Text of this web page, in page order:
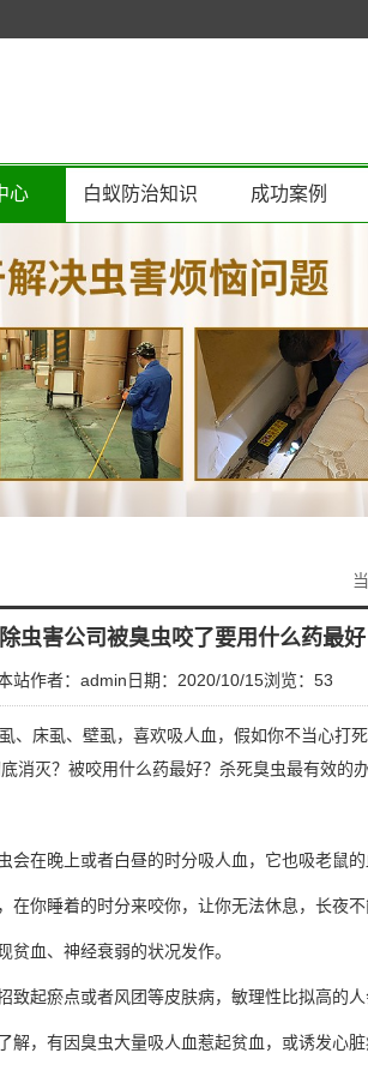
心 白蚁防治知识 成功案例
虫害公司被臭虫咬了要用什么药最好
站作者：admin 日期：2020/10/15浏览： 53
、床虱、壁虱，喜欢吸人血，假如你不当心打
消灭？被咬用什么药最好？杀死臭虫最有效的
会在晚上或者白昼的时分吸人血，它也吸老鼠的
你睡着的时分来咬你，让你无法休息，长夜不
血、神经衰弱的状况发作。
起瘀点或者风团等皮肤病，敏理性比拟高的人
，有因臭虫大量吸人血惹起贫血，或诱发心脏